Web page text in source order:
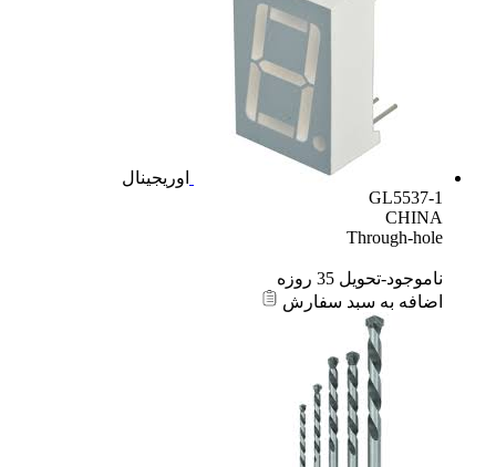
اوریجینال
GL5537-1
CHINA
Through-hole
ناموجود-تحویل 35 روزه
اضافه به سبد سفارش